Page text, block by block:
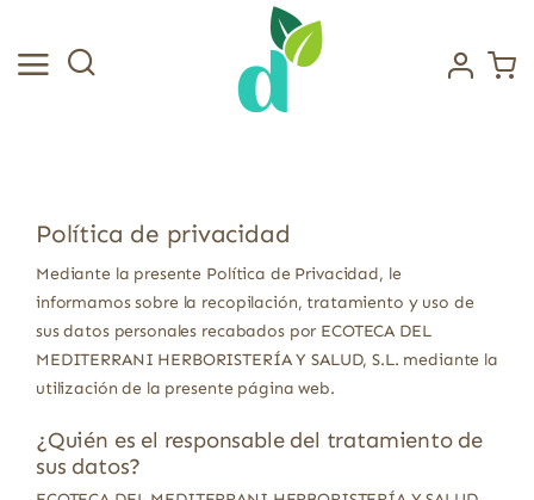
contenido
Política de privacidad
Mediante la presente Política de Privacidad, le
informamos sobre la recopilación, tratamiento y uso de
sus datos personales recabados por ECOTECA DEL
MEDITERRANI HERBORISTERÍA Y SALUD, S.L. mediante la
utilización de la presente página web.
¿Quién es el responsable del tratamiento de
sus datos?